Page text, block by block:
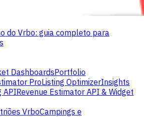
do Vrbo: guia completo para
DashboardsPortfolio
ProListing OptimizerInsights
APIRevenue Estimator API & Widget
VrboCampings e